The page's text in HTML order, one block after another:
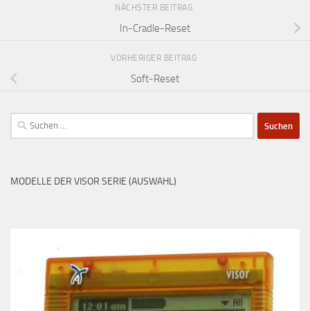
NÄCHSTER BEITRAG
In-Cradle-Reset
VORHERIGER BEITRAG
Soft-Reset
Suchen
nach:
MODELLE DER VISOR SERIE (AUSWAHL)